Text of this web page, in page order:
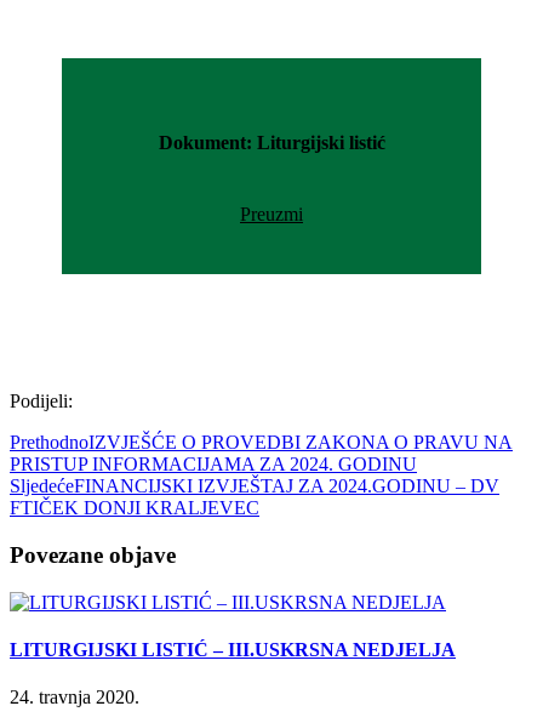
Dokument: Liturgijski listić
Preuzmi
Podijeli:
PrethodnoIZVJEŠĆE O PROVEDBI ZAKONA O PRAVU NA
PRISTUP INFORMACIJAMA ZA 2024. GODINU
SljedećeFINANCIJSKI IZVJEŠTAJ ZA 2024.GODINU – DV
FTIČEK DONJI KRALJEVEC
Povezane objave
LITURGIJSKI LISTIĆ – III.USKRSNA NEDJELJA
24. travnja 2020.